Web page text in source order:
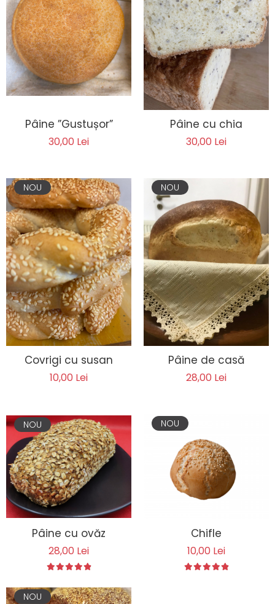
Biscuiți/Fursecuri
Cereale / Fulgi / Musli
Gustări
Bomboane / Acadele / Jeleuri
Băuturi
Ciocolată
Tartinabile
Pâine ”Gustușor”
30,00 Lei
Pâine cu chia
30,00 Lei
NOU
Covrigi cu susan
10,00 Lei
NOU
Pâine de casă
28,00 Lei
NOU
Pâine cu ovăz
28,00 Lei
NOU
Chifle
10,00 Lei
NOU